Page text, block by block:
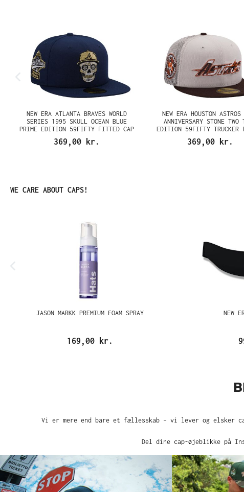
NEW ERA ATLANTA BRAVES WORLD
SERIES 1995 SKULL OCEAN BLUE
PRIME EDITION 59FIFTY FITTED CAP
369,00 kr.
NEW ERA HOUSTON
ANNIVERSARY STONE TWO
EDITION 59FIFTY TRUCKER
CAP
369,00 kr.
Spring produktgalleriet over
WE CARE ABOUT CAPS!
JASON MARKK PREMIUM FOAM SPRAY
169,00 kr.
NEW
Vi er mere end bare et fællesskab – vi lever og elsker
Del dine cap-øjeblikke på